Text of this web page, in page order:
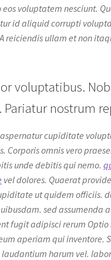
eos voluptatem nesciunt.
id aliquid corrupti
reiciendis ullam et non
voluptatibus.
Pariatur nostrum
cupiditate
Corporis omnis vero
unde debitis qui nemo.
vel dolores. Quaerat
ut quidem officiis.
sed assumenda
fugit adipisci rerum
aperiam qui inventore.
laudantium harum vel.